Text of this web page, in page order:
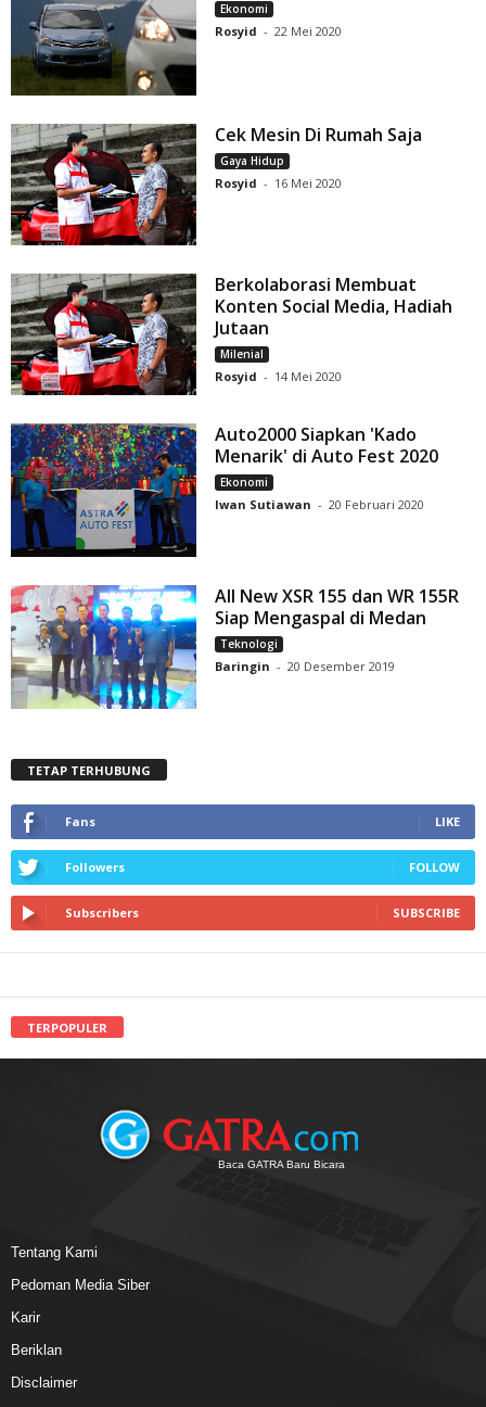
Ekonomi
Rosyid - 22 Mei 2020
Cek Mesin Di Rumah Saja
Gaya Hidup
Rosyid - 16 Mei 2020
Berkolaborasi Membuat
Konten Social Media, Hadiah
Jutaan
Milenial
Rosyid - 14 Mei 2020
Auto2000 Siapkan 'Kado
Menarik' di Auto Fest 2020
Ekonomi
Iwan Sutiawan - 20 Februari 2020
All New XSR 155 dan WR 155R
Siap Mengaspal di Medan
Teknologi
Baringin - 20 Desember 2019
TETAP TERHUBUNG
Fans LIKE
Followers FOLLOW
Subscribers SUBSCRIBE
TERPOPULER
Baca GATRA Baru Bicara
Tentang Kami
Pedoman Media Siber
Karir
Beriklan
Disclaimer